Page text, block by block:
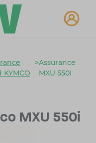
KYMCO
>Assurance
MXU 550I
MXU 550i